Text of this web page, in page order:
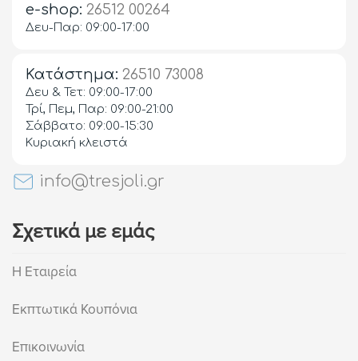
e-shop: 26512 00264
Δευ-Παρ: 09:00-17:00
Κατάστημα: 26510 73008
Δευ & Τετ: 09:00-17:00
Τρί, Πεμ, Παρ: 09:00-21:00
Σάββατο: 09:00-15:30
Κυριακή κλειστά
info@tresjoli.gr
Σχετικά με εμάς
Η Εταιρεία
Εκπτωτικά Κουπόνια
Επικοινωνία